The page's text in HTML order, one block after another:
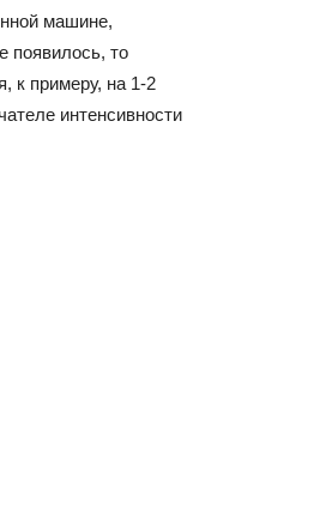
машине,
появилось, то
к примеру, на 1-2
интенсивности